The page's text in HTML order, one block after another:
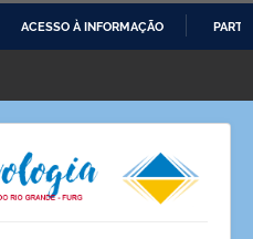
O
CONTEÚDO
ACESSO À INFORMAÇÃO